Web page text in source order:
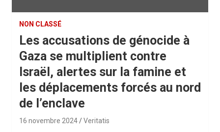
NON CLASSÉ
Les accusations de génocide à
Gaza se multiplient contre
Israël, alertes sur la famine et
les déplacements forcés au nord
de l’enclave
16 novembre 2024 Veritatis